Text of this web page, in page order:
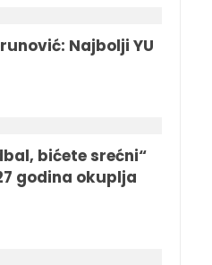
Najbolji YU
bićete srećni“
godina okuplja